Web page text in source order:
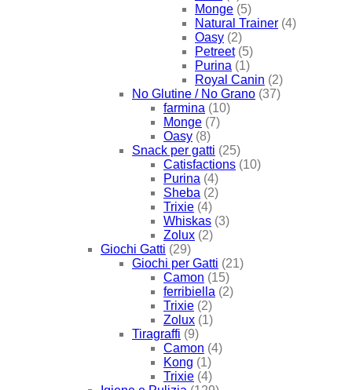
Monge (5)
Natural Trainer (4)
Oasy (2)
Petreet (5)
Purina (1)
Royal Canin (2)
No Glutine / No Grano (37)
farmina (10)
Monge (7)
Oasy (8)
Snack per gatti (25)
Catisfactions (10)
Purina (4)
Sheba (2)
Trixie (4)
Whiskas (3)
Zolux (2)
Giochi Gatti (29)
Giochi per Gatti (21)
Camon (15)
ferribiella (2)
Trixie (2)
Zolux (1)
Tiragraffi (9)
Camon (4)
Kong (1)
Trixie (4)